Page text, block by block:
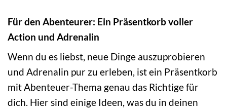
Für den Abenteurer: Ein Präsentkorb voller
Action und Adrenalin
Wenn du es liebst, neue Dinge auszuprobieren
und Adrenalin pur zu erleben, ist ein Präsentkorb
mit Abenteuer-Thema genau das Richtige für
dich. Hier sind einige Ideen, was du in deinen